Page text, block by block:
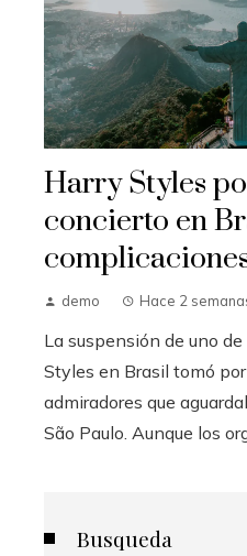
Harry Styles
concierto en
demo Hace 2
La suspensión de uno
Styles en Brasil tomó
admiradores que
São Paulo. Aunque los
Busqueda